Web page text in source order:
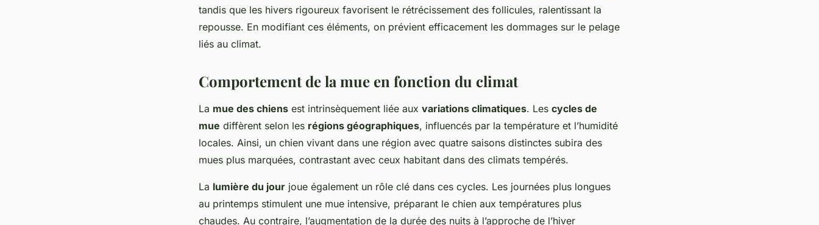
tandis que les hivers rigoureux favorisent le rétrécissement des follicules, ralentissant la
repousse. En modifiant ces éléments, on prévient efficacement les dommages sur le pelage
liés au climat.
Comportement de la mue en fonction du climat
La mue des chiens est intrinsèquement liée aux variations climatiques. Les cycles de
mue diffèrent selon les régions géographiques, influencés par la température et l’humidité
locales. Ainsi, un chien vivant dans une région avec quatre saisons distinctes subira des
mues plus marquées, contrastant avec ceux habitant dans des climats tempérés.
La lumière du jour joue également un rôle clé dans ces cycles. Les journées plus longues
au printemps stimulent une mue intensive, préparant le chien aux températures plus
chaudes. Au contraire, l’augmentation de la durée des nuits à l’approche de l’hiver